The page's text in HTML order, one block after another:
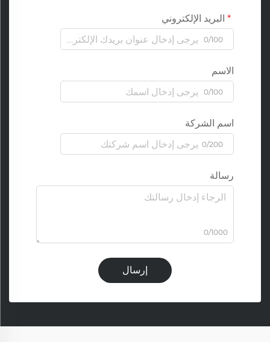
البريد الإلكتروني
0/100
الاسم
0/100
اسم الشركة
0/200
رسالة
0/1000
إرسال